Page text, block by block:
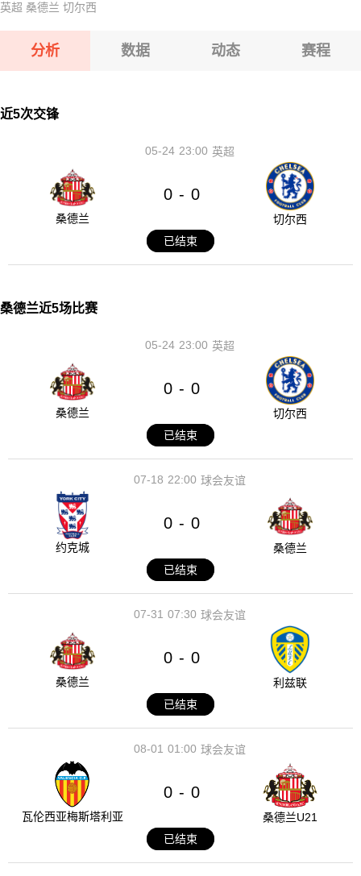
08-13 【U18亚洲杯】 黎巴嫩U18VS巴林U18
英超 桑德兰 切尔西
分析 数据 动态 赛程
近5次交锋
23:00
05-24 英超
桑德兰
0 - 0
切尔西
已结束
桑德兰近5场比赛
23:00
05-24 英超
桑德兰
0 - 0
切尔西
已结束
22:00
07-18 球会友谊
约克城
0 - 0
桑德兰
已结束
07:30
07-31 球会友谊
桑德兰
0 - 0
利兹联
已结束
01:00
08-01 球会友谊
瓦伦西亚梅斯塔利亚
0 - 0
桑德兰U21
已结束